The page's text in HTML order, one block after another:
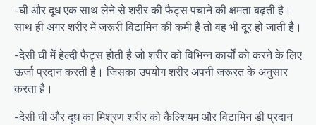
-घी और दूध एक साथ लेने से शरीर की फैट्स पचाने की क्षमता बढ़ती है।
साथ ही अगर शरीर में जरूरी विटामिन की कमी है तो वह भी दूर हो जाती है।
-देसी घी में हेल्दी फैट्स होती है जो शरीर को विभिन्न कार्यों को करने के लिए
ऊर्जा प्रदान करती है। जिसका उपयोग शरीर अपनी जरूरत के अनुसार
करता है।
-देसी घी और दूध का मिश्रण शरीर को कैल्शियम और विटामिन डी प्रदान